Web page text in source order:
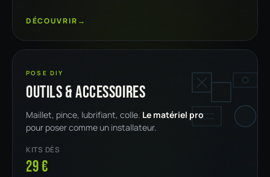
DÉCOUVRIR →
POSE DIY
Outils & accessoires
Maillet, pince, lubrifiant, colle. Le matériel pro
pour poser comme un installateur.
KITS DÈS
29 €